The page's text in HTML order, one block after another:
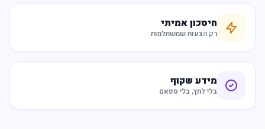
חיסכון אמיתי
רק הצעות שמשתלמות
מידע שקוף
בלי לחץ, בלי ספאם